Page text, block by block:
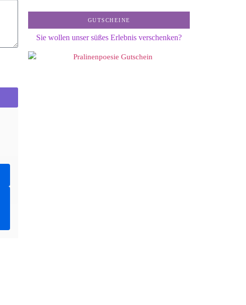
GUTSCHEINE
Sie wollen unser süßes Erlebnis verschenken?